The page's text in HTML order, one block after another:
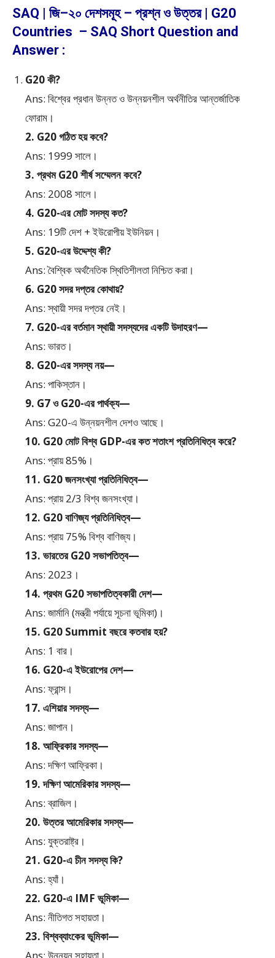
SAQ | জি–২০ দেশসমূহ – প্রশ্ন ও উত্তর | G20
Countries – SAQ Short Question and
Answer :
G20 কী?
Ans: বিশ্বের প্রধান উন্নত ও উন্নয়নশীল অর্থনীতির আন্তর্জাতিক
ফোরাম।
2. G20 গঠিত হয় কবে?
Ans: 1999 সালে।
3. প্রথম G20 শীর্ষ সম্মেলন কবে?
Ans: 2008 সালে।
4. G20-এর মোট সদস্য কত?
Ans: 19টি দেশ + ইউরোপীয় ইউনিয়ন।
5. G20-এর উদ্দেশ্য কী?
Ans: বৈশ্বিক অর্থনৈতিক স্থিতিশীলতা নিশ্চিত করা।
6. G20 সদর দপ্তর কোথায়?
Ans: স্থায়ী সদর দপ্তর নেই।
7. G20-এর বর্তমান স্থায়ী সদস্যদের একটি উদাহরণ—
Ans: ভারত।
8. G20-এর সদস্য নয়—
Ans: পাকিস্তান।
9. G7 ও G20-এর পার্থক্য—
Ans: G20-এ উন্নয়নশীল দেশও আছে।
10. G20 মোট বিশ্ব GDP-এর কত শতাংশ প্রতিনিধিত্ব করে?
Ans: প্রায় 85%।
11. G20 জনসংখ্যা প্রতিনিধিত্ব—
Ans: প্রায় 2/3 বিশ্ব জনসংখ্যা।
12. G20 বাণিজ্য প্রতিনিধিত্ব—
Ans: প্রায় 75% বিশ্ব বাণিজ্য।
13. ভারতের G20 সভাপতিত্ব—
Ans: 2023।
14. প্রথম G20 সভাপতিত্বকারী দেশ—
Ans: জার্মানি (মন্ত্রী পর্যায়ে সূচনা ভূমিকা)।
15. G20 Summit বছরে কতবার হয়?
Ans: 1 বার।
16. G20-এ ইউরোপের দেশ—
Ans: ফ্রান্স।
17. এশিয়ার সদস্য—
Ans: জাপান।
18. আফ্রিকার সদস্য—
Ans: দক্ষিণ আফ্রিকা।
19. দক্ষিণ আমেরিকার সদস্য—
Ans: ব্রাজিল।
20. উত্তর আমেরিকার সদস্য—
Ans: যুক্তরাষ্ট্র।
21. G20-এ চীন সদস্য কি?
Ans: হ্যাঁ।
22. G20-এ IMF ভূমিকা—
Ans: নীতিগত সহায়তা।
23. বিশ্বব্যাংকের ভূমিকা—